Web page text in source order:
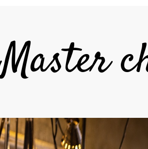
Master